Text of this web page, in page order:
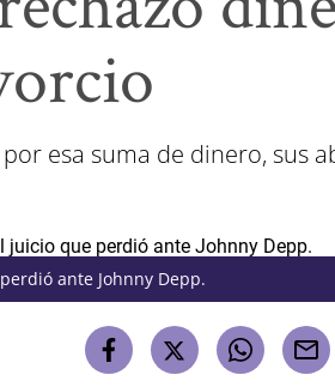
esa suma de dinero, sus
ante Johnny Depp.